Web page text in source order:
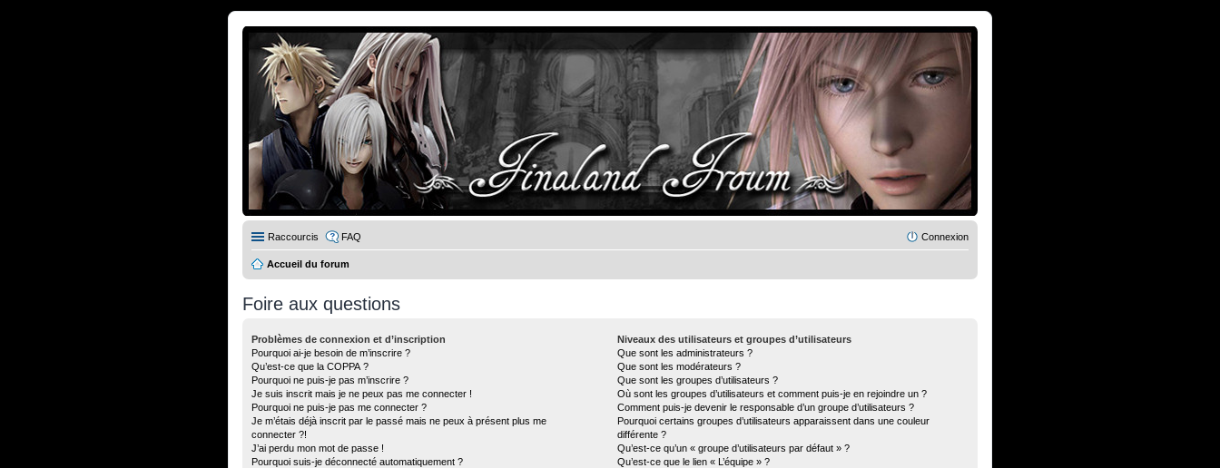
Raccourcis FAQ Connexion
Accueil du forum
Foire aux questions
Problèmes de connexion et d’inscription
Pourquoi ai-je besoin de m’inscrire ?
Qu’est-ce que la COPPA ?
Pourquoi ne puis-je pas m’inscrire ?
Je suis inscrit mais je ne peux pas me connecter !
Pourquoi ne puis-je pas me connecter ?
Je m’étais déjà inscrit par le passé mais ne peux à présent plus me
connecter ?!
J’ai perdu mon mot de passe !
Pourquoi suis-je déconnecté automatiquement ?
Niveaux des utilisateurs et groupes d’utilisateurs
Que sont les administrateurs ?
Que sont les modérateurs ?
Que sont les groupes d’utilisateurs ?
Où sont les groupes d’utilisateurs et comment puis-je en rejoindre un ?
Comment puis-je devenir le responsable d’un groupe d’utilisateurs ?
Pourquoi certains groupes d’utilisateurs apparaissent dans une couleur
différente ?
Qu’est-ce qu’un « groupe d’utilisateurs par défaut » ?
Qu’est-ce que le lien « L’équipe » ?